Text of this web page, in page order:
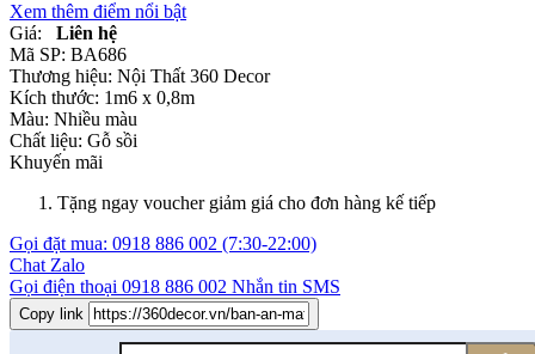
Xem thêm điểm nổi bật
Giá:
Liên hệ
Mã SP: BA686
Thương hiệu: Nội Thất 360 Decor
Kích thước: 1m6 x 0,8m
Màu: Nhiều màu
Chất liệu: Gỗ sồi
Khuyến mãi
Tặng ngay voucher giảm giá cho đơn hàng kế tiếp
Gọi đặt mua: 0918 886 002 (7:30-22:00)
Chat Zalo
Gọi điện thoại 0918 886 002 Nhắn tin SMS
Copy link